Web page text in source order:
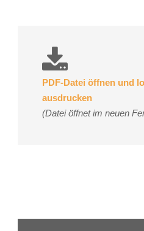
PDF-Datei öffnen und
ausdrucken
(Datei öffnet im neuen